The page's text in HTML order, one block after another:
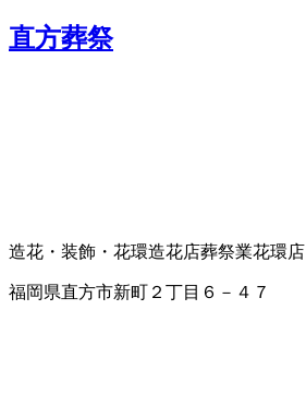
直方葬祭
造花・装飾・花環造花店葬祭業花環店
福岡県直方市新町２丁目６－４７